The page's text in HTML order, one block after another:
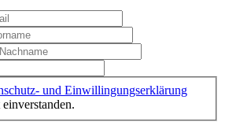
und Einwillingungserklärung